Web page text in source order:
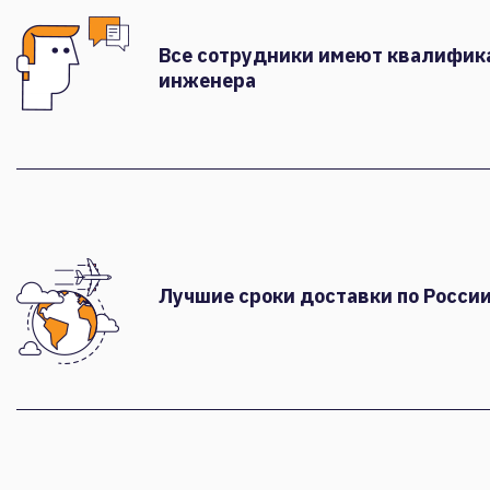
Все сотрудники имеют
инженера
Лучшие сроки доставки по